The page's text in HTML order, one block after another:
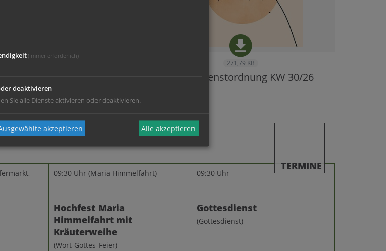
KW 31/26
271,79 KB
Gottesdienstordnung KW 30/26
TERMINE
09:30 Uhr (Mariä Himmelfahrt)
Hochfest Maria
Himmelfahrt mit
Kräuterweihe
(Wort-Gottes-Feier)
09:30 Uhr
Gottesdienst
(Gottesdienst)
(immer erforderlich)
deaktivieren
Sie alle Dienste aktivieren oder deaktivieren.
akzeptieren Alle akzeptieren